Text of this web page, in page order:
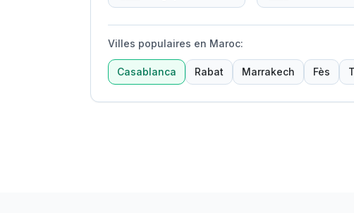
Villes populaires en Maroc:
Casablanca Rabat Marrakech Fès